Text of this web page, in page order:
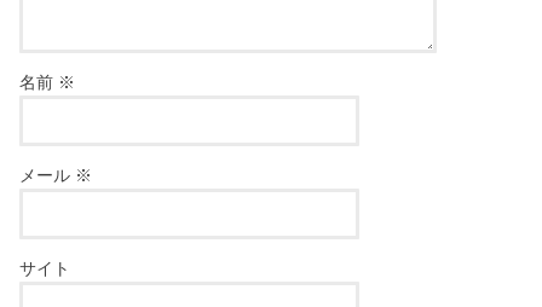
名前 ※
メール ※
サイト